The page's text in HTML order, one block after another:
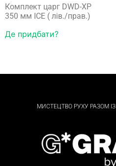
Комплект царг DWD-XP
350 мм ICE ( лів./прав.)
Де придбати?
МИСТЕЦТВО РУХУ РАЗОМ ІЗ